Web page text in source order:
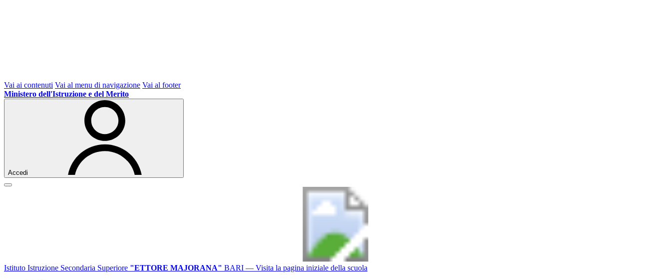
Vai ai contenuti Vai al menu di navigazione Vai al footer
Ministero dell'Istruzione e del Merito
Accedi
Istituto Istruzione Secondaria Superiore "ETTORE MAJORANA" BARI — Visita la pagina iniziale della scuola